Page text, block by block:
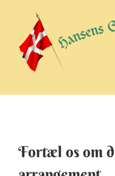
content
Fortæl os om